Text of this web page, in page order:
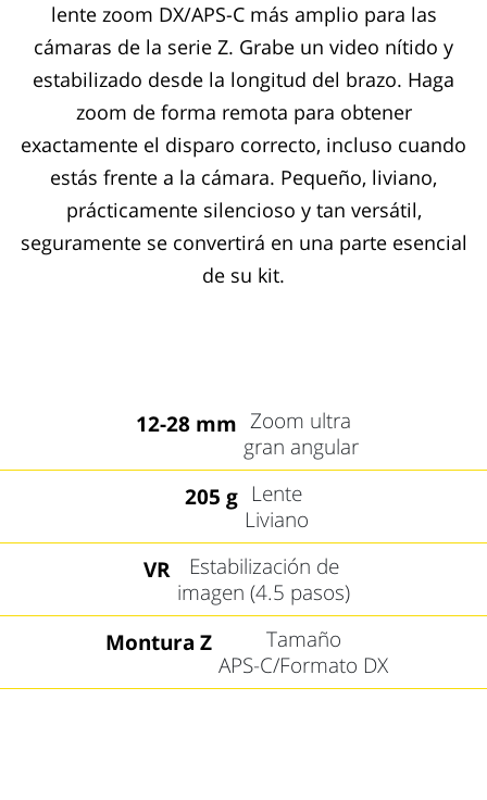
lente zoom DX/APS-C más amplio para las
cámaras de la serie Z. Grabe un video nítido y
estabilizado desde la longitud del brazo. Haga
zoom de forma remota para obtener
exactamente el disparo correcto, incluso cuando
estás frente a la cámara. Pequeño, liviano,
prácticamente silencioso y tan versátil,
seguramente se convertirá en una parte esencial
de su kit.
12-28 mm Zoom ultra
gran angular
205 g Lente
Liviano
VR
Estabilización de
imagen (4.5 pasos)
Montura Z
Tamaño
APS-C/Formato DX